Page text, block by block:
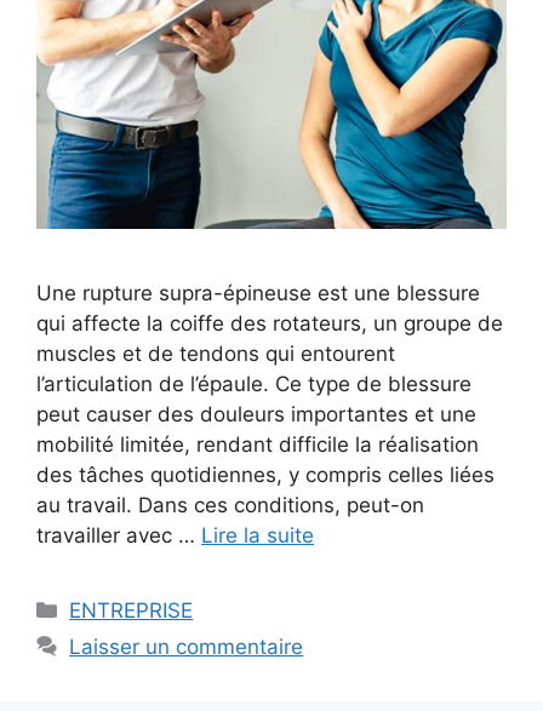
Une rupture supra-épineuse est une blessure
qui affecte la coiffe des rotateurs, un groupe de
muscles et de tendons qui entourent
l’articulation de l’épaule. Ce type de blessure
peut causer des douleurs importantes et une
mobilité limitée, rendant difficile la réalisation
des tâches quotidiennes, y compris celles liées
au travail. Dans ces conditions, peut-on
travailler avec … Lire la suite
Catégories
ENTREPRISE
Laisser un commentaire